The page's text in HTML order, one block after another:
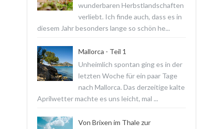
wunderbaren Herbstlandschaften
verliebt. Ich finde auch, dass es in
diesem Jahr besonders lange so schön he...
Mallorca - Teil 1
Unheimlich spontan ging es in der
letzten Woche für ein paar Tage
nach Mallorca. Das derzeitige kalte
Aprilwetter machte es uns leicht, mal ...
Von Brixen im Thale zur